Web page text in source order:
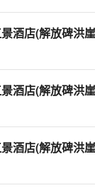
酒店(解放碑洪
酒店(解放碑洪
酒店(解放碑洪